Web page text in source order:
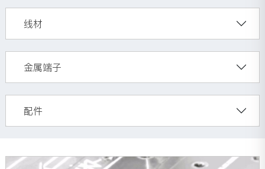
线材
金属端子
配件